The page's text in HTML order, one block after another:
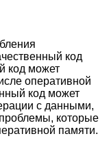
код
код может
оперативной
код может
с данными,
которые
памяти.